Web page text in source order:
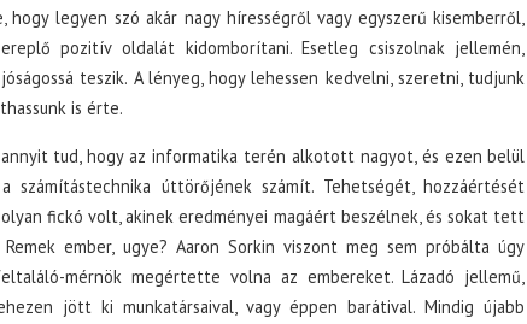
legyen szó akár nagy hírességről vagy egyszerű kisemberről,
pozitív oldalát kidomborítani. Esetleg csiszolnak jellemén,
teszik. A lényeg, hogy lehessen kedvelni, szeretni, tudjunk
is érte.
tud, hogy az informatika terén alkotott nagyot, és ezen belül
számítástechnika úttörőjének számít. Tehetségét, hozzáértését
fickó volt, akinek eredményei magáért beszélnek, és sokat tett
ember, ugye? Aaron Sorkin viszont meg sem próbálta úgy
mérnök megértette volna az embereket. Lázadó jellemű,
jött ki munkatársaival, vagy éppen barátival. Mindig újabb